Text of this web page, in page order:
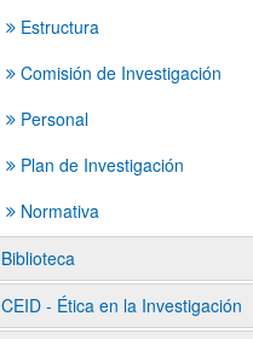
Estructura
Comisión de Investigación
Personal
Plan de Investigación
Normativa
Biblioteca
CEID - Ética en la Investigación